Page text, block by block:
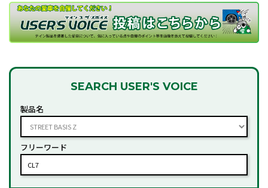
SEARCH USER'S VOICE
製品名
フリーワード